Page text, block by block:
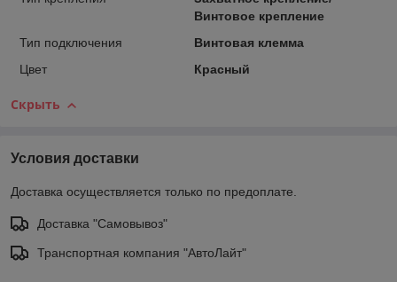
Винтовое крепление
Тип подключения
Винтовая клемма
Цвет
Красный
Скрыть
Условия доставки
Доставка осуществляется только по предоплате.
Доставка "Самовывоз"
Транспортная компания "АвтоЛайт"